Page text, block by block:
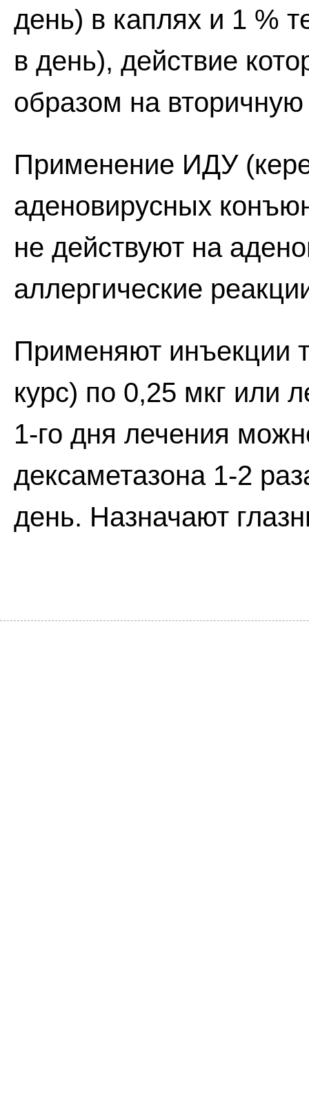
день) в каплях и 1 %
в день), действие
образом на
Применение ИДУ
аденовирусных
не действуют на
аллергические
Применяют инъекции
курс) по 0,25 мкг или
1-го дня лечения
дексаметазона 1-2
день. Назначают